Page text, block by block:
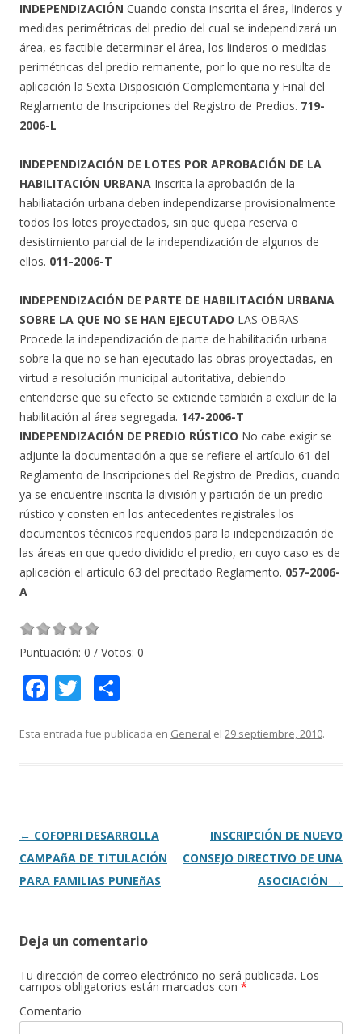
INDEPENDIZACIÓN Cuando consta inscrita el área, linderos y
medidas perimétricas del predio del cual se independizará un
área, es factible determinar el área, los linderos o medidas
perimétricas del predio remanente, por lo que no resulta de
aplicación la Sexta Disposición Complementaria y Final del
Reglamento de Inscripciones del Registro de Predios. 719-
2006-L
INDEPENDIZACIÓN DE LOTES POR APROBACIÓN DE LA
HABILITACIÓN URBANA Inscrita la aprobación de la
habiliatación urbana deben independizarse provisionalmente
todos los lotes proyectados, sin que quepa reserva o
desistimiento parcial de la independización de algunos de
ellos. 011-2006-T
INDEPENDIZACIÓN DE PARTE DE HABILITACIÓN URBANA
SOBRE LA QUE NO SE HAN EJECUTADO LAS OBRAS
Procede la independización de parte de habilitación urbana
sobre la que no se han ejecutado las obras proyectadas, en
virtud a resolución municipal autoritativa, debiendo
entenderse que su efecto se extiende también a excluir de la
habilitación al área segregada. 147-2006-T
INDEPENDIZACIÓN DE PREDIO RÚSTICO No cabe exigir se
adjunte la documentación a que se refiere el artículo 61 del
Reglamento de Inscripciones del Registro de Predios, cuando
ya se encuentre inscrita la división y partición de un predio
rústico y consten en los antecedentes registrales los
documentos técnicos requeridos para la independización de
las áreas en que quedo dividido el predio, en cuyo caso es de
aplicación el artículo 63 del precitado Reglamento. 057-2006-
A
Puntuación: 0 / Votos: 0
F
e
k
T
itt m
r
Esta entrada fue publicada en General el 29 septiembre, 2010.
Navegación
de
entradas
← COFOPRI DESARROLLA
CAMPAñA DE TITULACIÓN
PARA FAMILIAS PUNEñAS
INSCRIPCIÓN DE NUEVO
CONSEJO DIRECTIVO DE UNA
ASOCIACIÓN →
Deja un comentario
Tu dirección de correo electrónico no será publicada. Los
campos obligatorios están marcados con *
Comentario